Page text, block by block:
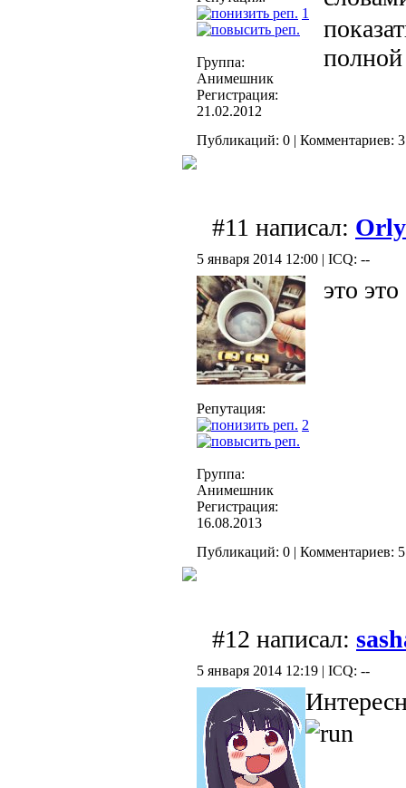
1
Группа:
Анимешник
Регистрация:
21.02.2012
Публикаций: 0 | Комментариев:
#11 написал:
5 января 2014 12:00 | ICQ: --
Репутация:
2
Группа:
Анимешник
Регистрация:
16.08.2013
это
Публикаций: 0 | Комментариев:
#12 написал:
5 января 2014 12:19 | ICQ: --